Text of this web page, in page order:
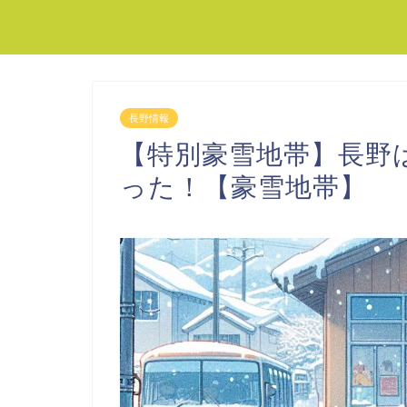
長野情報
【特別豪雪地帯】長
った！【豪雪地帯】